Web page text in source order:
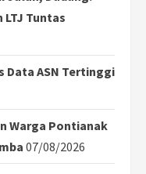
Tuntas
Data ASN Tertinggi
Warga Pontianak
07/08/2026